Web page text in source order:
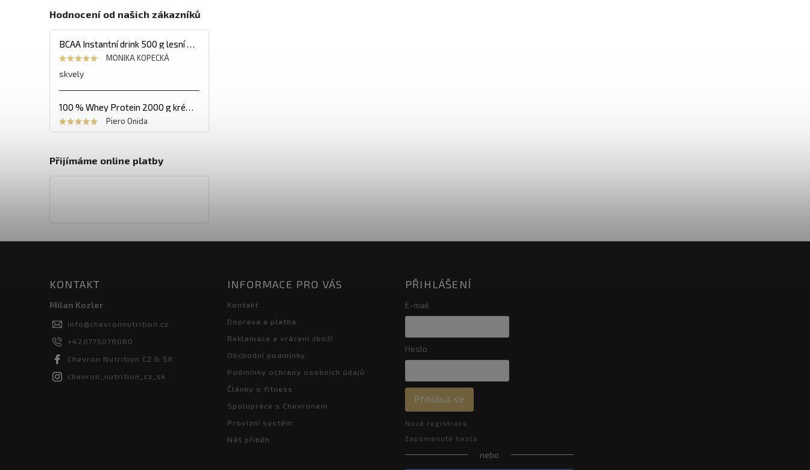
Hodnocení od našich zákazníků
BCAA Instantní drink 500 g lesní ovoce
MONIKA KOPECKÁ
skvely
100 % Whey Protein 2000 g krémový banán
Piero Onida
Přijímáme online platby
KONTAKT
Milan Kozler
info@chevronnutrition.cz
+420775078060
Chevron Nutrition CZ & SK
chevron_nutrition_cz_sk
INFORMACE PRO VÁS
Kontakt
Doprava a platba
Reklamace a vrácení zboží
Obchodní podmínky
Podmínky ochrany osobních údajů
Články o fitness
Spolupráce s Chevronem
Provizní systém
Náš příběh
PŘIHLÁŠENÍ
E-mail
Heslo
Přihlásit se
Nová registrace
Zapomenuté heslo
nebo